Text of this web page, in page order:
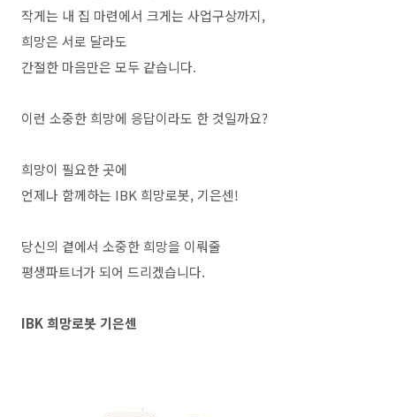
작게는 내 집 마련에서 크게는 사업구상까지,
희망은 서로 달라도
간절한 마음만은 모두 같습니다.
이런 소중한 희망에 응답이라도 한 것일까요?
희망이 필요한 곳에
언제나 함께하는 IBK 희망로봇, 기은센!
당신의 곁에서 소중한 희망을 이뤄줄
평생파트너가 되어 드리겠습니다.
IBK 희망로봇 기은센